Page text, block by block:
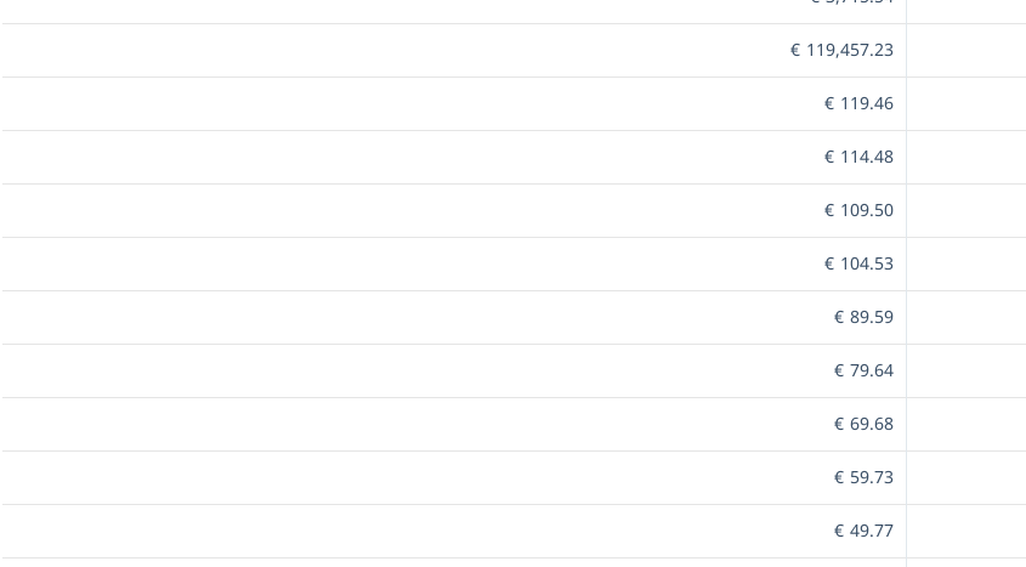
119,457.23 €
119.46 €
114.48 €
109.50 €
104.53 €
89.59 €
79.64 €
69.68 €
59.73 €
49.77 €